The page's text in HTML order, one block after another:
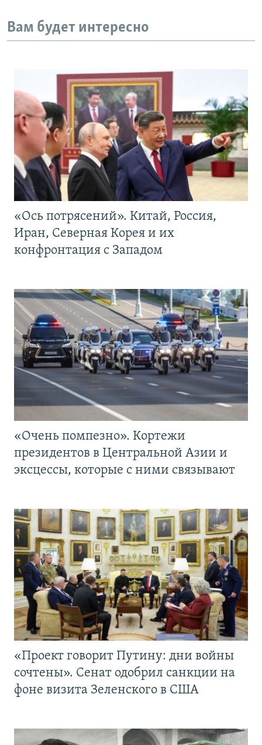
Вам будет интересно
«Ось потрясений». Китай, Россия,
Иран, Северная Корея и их
конфронтация с Западом
«Очень помпезно». Кортежи
президентов в Центральной Азии и
эксцессы, которые с ними связывают
«Проект говорит Путину: дни войны
сочтены». Сенат одобрил санкции на
фоне визита Зеленского в США